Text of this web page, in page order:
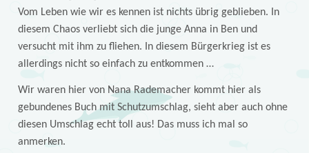
Vom Leben wie wir es kennen ist nichts übrig geblieben. In
diesem Chaos verliebt sich die junge Anna in Ben und
versucht mit ihm zu fliehen. In diesem Bürgerkrieg ist es
allerdings nicht so einfach zu entkommen …
Wir waren hier von Nana Rademacher kommt hier als
gebundenes Buch mit Schutzumschlag, sieht aber auch ohne
diesen Umschlag echt toll aus! Das muss ich mal so
anmerken.